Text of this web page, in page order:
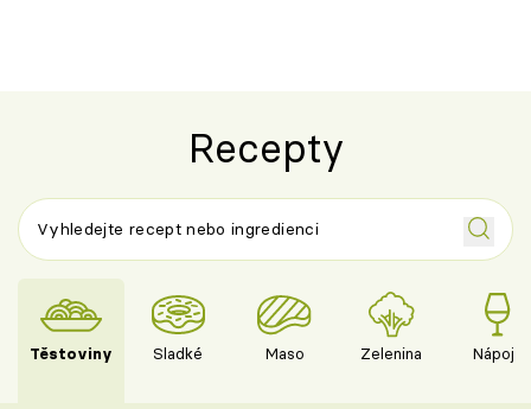
Recepty
Těstoviny Sladké Maso Zelenina Nápoje